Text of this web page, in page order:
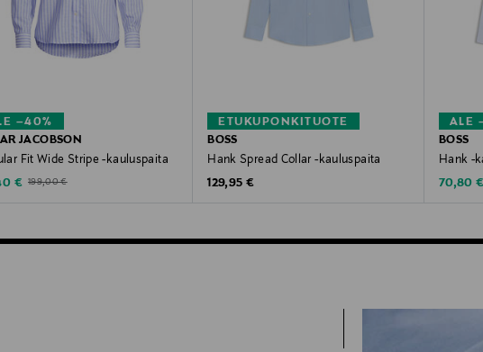
–40%
JACOBSON
Fit Wide Stripe -kauluspaita
Price
€ Original Price
199,00 €
ETUKUPONKITUOTE
BOSS
Hank Spread Collar -kauluspaita
Original Price
129,95 €
ALE
BOSS
Hank -
70,80 €